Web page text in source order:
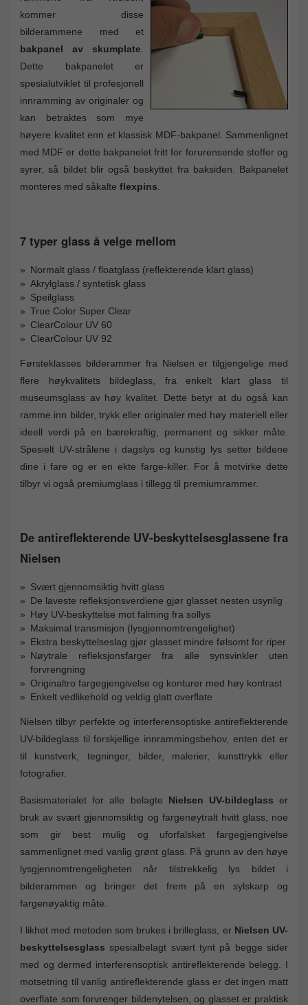
kommer disse
bilderammene med et
bakpanel av skumplate.
Dette bakpanelet er
spesialutviklet til profesjonell
innramming av originaler og
kan betraktes som mye
høyere kvalitet enn et klassisk MDF-bakpanel. Sammenlignet
med MDF er dette bakpanelet fritt for forurensende stoffer og
syrer, så bildet blir også beskyttet fra baksiden. Bakpanelet
monteres med såkalte flexpins.
7 typer glass å velge mellom
Normalt glass / floatglass (reflekterende klart glass)
Akrylglass / syntetisk glass
Speilglass
True Color Super Clear
ClearColour UV 60
ClearColour UV 92
Førsteklasses bilderammer fra Nielsen er tilgjengelige med
flere høykvalitets bildeglass, fra enkelt klart glass til
museumsglass av høy kvalitet. Dette betyr at du også kan
ramme inn bilder, trykk eller originaler med høy materiell eller
ideell verdi på en bærekraftig, permanent og sikker måte.
Spesielt UV-strålene i dagslys og kunstig lys setter bildene
dine i fare og er en ekte farge-killer. For å motvirke dette
tilbyr vi også premiumglass i tillegg til premiumrammer.
De antireflekterende UV-beskyttelsesglassene fra
Nielsen
Svært gjennomsiktig hvitt glass
De laveste refleksjonsverdiene gjør glasset nesten usynlig
Høy UV-beskyttelse mot falming fra sollys
Maksimal transmisjon (lysgjennomtrengelighet)
Ekstra beskyttelseslag gjør glasset mindre følsomt for riper
Nøytrale refleksjonsfarger fra alle synsvinkler uten
forvrengning
Originaltro fargegjengivelse og konturer med høy kontrast
Enkelt vedlikehold og veldig glatt overflate
Nielsen tilbyr perfekte og interferensoptiske antireflekterende
UV-bildeglass til forskjellige innrammingsbehov, enten det er
til kunstverk, tegninger, bilder, malerier, kunsttrykk eller
fotografier.
Basismaterialet for alle belagte Nielsen UV-bildeglass er
bruk av svært gjennomsiktig og fargenøytralt hvitt glass, noe
som gir best mulig og uforfalsket fargegjengivelse
sammenlignet med vanlig grønt glass. På grunn av den høye
lysgjennomtrengeligheten når tilstrekkelig lys bildet i
bilderammen og bringer det frem på en sylskarp og
fargenøyaktig måte.
I likhet med metoden som brukes i brilleglass, er Nielsen UV-
beskyttelsesglass spesialbelagt svært tynt på begge sider
med og dermed interferensoptisk antireflekterende belegg. I
motsetning til vanlig antireflekterende glass er det ingen matt
overflate som forvrenger bildenytelsen, og glasset er praktisk